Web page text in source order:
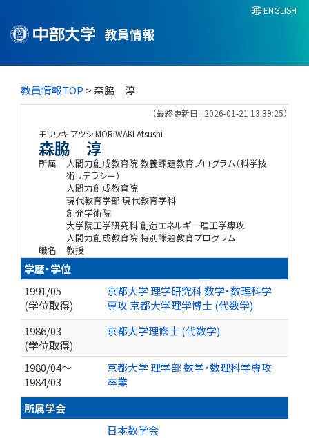
教員情報
ENGLISH
教員情報TOP > 森脇 淳
（最終更新日 : 2026-01-21 13:39:25）
モリワキ アツシMORIWAKI Atsushi
森脇 淳
所属
人間力創成教育院 教養課題教育プログラム（科学技
術リテラシー）
人間力創成教育院
現代教育学部 現代教育学科
創発学術院
大学院工学研究科 創造エネルギー理工学専攻
人間力創成教育院 特別課題教育プログラム
職名
教授
学歴・学位
1991/05
(学位取得)
京都大学 理学研究科 数学・数理科学
専攻 京都大学理学博士 (代数学)
1986/03
(学位取得)
京都大学理修士 (代数学)
1980/04～
1984/03
京都大学 理学部 数学・数理科学専攻
卒業
所属学会
日本数学会